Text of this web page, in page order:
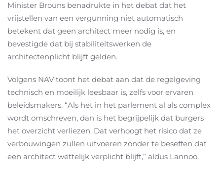
Minister Brouns benadrukte in het debat dat het
vrijstellen van een vergunning niet automatisch
betekent dat geen architect meer nodig is, en
bevestigde dat bij stabiliteitswerken de
architectenplicht blijft gelden.
Volgens NAV toont het debat aan dat de regelgeving
technisch en moeilijk leesbaar is, zelfs voor ervaren
beleidsmakers. “Als het in het parlement al als complex
wordt omschreven, dan is het begrijpelijk dat burgers
het overzicht verliezen. Dat verhoogt het risico dat ze
verbouwingen zullen uitvoeren zonder te beseffen dat
een architect wettelijk verplicht blijft,” aldus Lannoo.